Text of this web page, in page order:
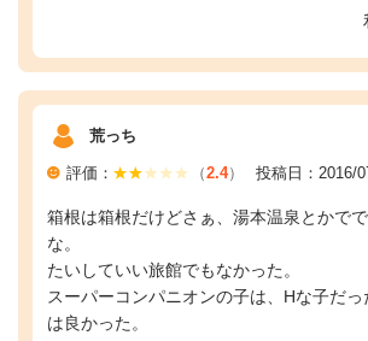
荒っち
評価： （2.4） 投稿日：2016/
箱根は箱根だけどさぁ、湯本温泉とかで
な。
たいしていい旅館でもなかった。
スーパーコンパニオンの子は、Hな子だ
は良かった。